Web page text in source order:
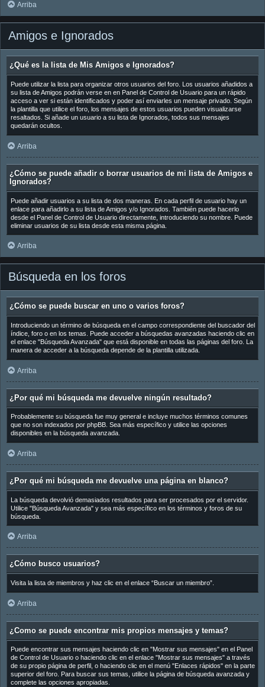
Arriba
Amigos e Ignorados
¿Qué es la lista de Mis Amigos e Ignorados?
Puede utilizar la lista para organizar otros usuarios del foro. Los usuarios añadidos a
su lista de Amigos podrán verse en en Panel de Control de Usuario para un rápido
acceso a ver si están identificados y poder así enviarles un mensaje privado. Según
la plantilla que utilice el foro, los mensajes de estos usuarios pueden visualizarse
resaltados. Si añade un usuario a su lista de Ignorados, todos sus mensajes
quedarán ocultos.
Arriba
¿Cómo se puede añadir o borrar usuarios de mi lista de Amigos e
Ignorados?
Puede añadir usuarios a su lista de dos maneras. En cada perfil de usuario hay un
enlace para añadirlo a su lista de Amigos y/o Ignorados. También puede hacerlo
desde el Panel de Control de Usuario directamente, introduciendo su nombre. Puede
eliminar usuarios de su lista desde esta misma página.
Arriba
Búsqueda en los foros
¿Cómo se puede buscar en uno o varios foros?
Introduciendo un término de búsqueda en el campo correspondiente del buscador del
índice, foro o en los temas. Puede acceder a búsquedas avanzadas haciendo clic en
el enlace "Búsqueda Avanzada" que está disponible en todas las páginas del foro. La
manera de acceder a la búsqueda depende de la plantilla utilizada.
Arriba
¿Por qué mi búsqueda me devuelve ningún resultado?
Probablemente su búsqueda fue muy general e incluye muchos términos comunes
que no son indexados por phpBB. Sea más específico y utilice las opciones
disponibles en la búsqueda avanzada.
Arriba
¿Por qué mi búsqueda me devuelve una página en blanco?
La búsqueda devolvió demasiados resultados para ser procesados por el servidor.
Utilice "Búsqueda Avanzada" y sea más específico en los términos y foros de su
búsqueda.
Arriba
¿Cómo busco usuarios?
Visita la lista de miembros y haz clic en el enlace “Buscar un miembro”.
Arriba
¿Como se puede encontrar mis propios mensajes y temas?
Puede encontrar sus mensajes haciendo clic en "Mostrar sus mensajes" en el Panel
de Control de Usuario o haciendo clic en el enlace "Mostrar sus mensajes" a través
de su propio página de perfil, o haciendo clic en el menú "Enlaces rápidos" en la parte
superior del foro. Para buscar sus temas, utilice la página de búsqueda avanzada y
complete las opciones apropiadas.